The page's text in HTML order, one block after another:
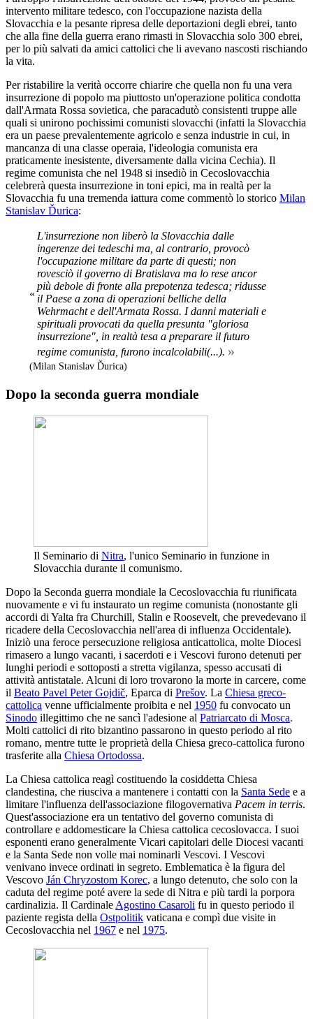
intervento militare tedesco, con l'occupazione nazista della
Slovacchia e la pesante ripresa delle deportazioni degli ebrei, tanto
che alla fine della guerra erano rimasti in Slovacchia solo 300 ebrei,
per lo più salvati da amici cattolici che li avevano nascosti rischiando
la vita.
Per ristabilire la verità occorre chiarire che quella non fu una vera
insurrezione di popolo ma piuttosto un'operazione politica condotta
dall'Armata Rossa sovietica, che paracadutò consistenti truppe alle
quali si unirono pochissimi comunisti slovacchi (infatti la Slovacchia
era un paese prevalentemente agricolo e senza industrie in cui, in
mancanza di una classe operaia, l'ideologia comunista era
praticamente inesistente, diversamente dalla vicina Cechia). Il
regime comunista che nel 1948 si insediò in Cecoslovacchia
celebrerà questa insurrezione in toni epici, ma in realtà per la
Slovacchia fu una tremenda iattura come commentò lo storico Milan
Stanislav Ďurica:
«
L'insurrezione non liberò la Slovacchia dalle
ingerenze dei tedeschi ma, al contrario, provocò
l'occupazione militare da parte di questi; non
rovesciò il governo di Bratislava ma lo rese ancor
più debole di fronte alla prepotenza tedesca; ridusse
il Paese a zona di operazioni belliche della
Wehrmacht e dell'Armata Rossa. I danni materiali e
spirituali provocati da quella presunta "gloriosa
insurrezione", in realtà tesa a preparare il futuro
regime comunista, furono incalcolabili(...). »
(Milan Stanislav Ďurica)
Dopo la seconda guerra mondiale
Il Seminario di Nitra, l'unico Seminario in funzione in
Slovacchia durante il comunismo.
Dopo la Seconda guerra mondiale la Cecoslovacchia fu riunificata
nuovamente e vi fu instaurato un regime comunista (nonostante gli
accordi di Yalta fra Churchill, Stalin e Roosevelt, che prevedevano il
ricadere della Cecoslovacchia nell'area di influenza Occidentale).
Iniziò una feroce persecuzione religiosa anticattolica, molte Diocesi
rimasero a lungo vacanti, i sacerdoti e i Vescovi furono detenuti per
lunghi periodi e sottoposti a stretta vigilanza, spesso accusati di
attività antistatale. Alcuni di loro trovarono la morte in carcere, come
il Beato Pavel Peter Gojdič, Eparca di Prešov. La Chiesa greco-
cattolica venne ufficialmente proibita e nel 1950 fu convocato un
Sinodo illegittimo che ne sancì l'adesione al Patriarcato di Mosca.
Molti cattolici di rito bizantino passarono in questo periodo al rito
romano, mentre tutte le proprietà della Chiesa greco-cattolica furono
trasferite alla Chiesa Ortodossa.
La Chiesa cattolica reagì costituendo la cosiddetta Chiesa
clandestina, che riusciva a mantenere i contatti con la Santa Sede e a
limitare l'influenza dell'associazione filogovernativa Pacem in terris.
Quest'associazione era un tentativo del governo comunista di
controllare e addomesticare la Chiesa cattolica cecoslovacca. I suoi
esponenti erano generalmente Vicari capitolari delle Diocesi vacanti
e la Santa Sede non volle mai nominarli Vescovi. I Vescovi
venivano invece ordinati in segreto. Emblematica è la figura del
Vescovo Ján Chryzostom Korec, a lungo detenuto, che solo con la
caduta del regime poté avere la sede di Nitra e più tardi la porpora
cardinalizia. Il Cardinale Agostino Casaroli fu in questo periodo il
paziente regista della Ostpolitik vaticana e compì due visite in
Cecoslovacchia nel 1967 e nel 1975.